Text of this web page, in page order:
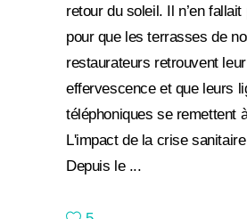
retour du soleil. Il n’en
pour que les terrasses de
restaurateurs retrouvent leur
effervescence et que leurs
téléphoniques se remettent
L'impact de la crise
Depuis le